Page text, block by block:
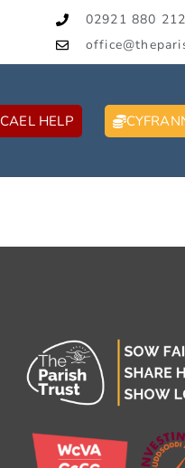
02921 880 212
CAEL HELP